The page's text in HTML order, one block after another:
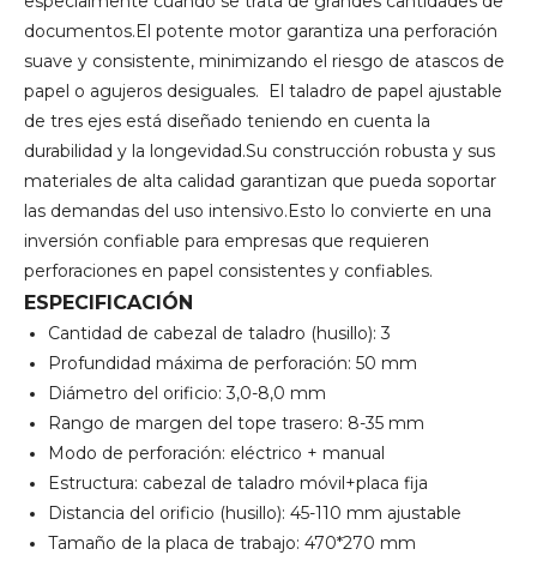
documentos.El potente motor garantiza una perforación
suave y consistente, minimizando el riesgo de atascos de
papel o agujeros desiguales. El taladro de papel ajustable
de tres ejes está diseñado teniendo en cuenta la
durabilidad y la longevidad.Su construcción robusta y sus
materiales de alta calidad garantizan que pueda soportar
las demandas del uso intensivo.Esto lo convierte en una
inversión confiable para empresas que requieren
perforaciones en papel consistentes y confiables.
ESPECIFICACIÓN
Cantidad de cabezal de taladro (husillo): 3
Profundidad máxima de perforación: 50 mm
Diámetro del orificio: 3,0-8,0 mm
Rango de margen del tope trasero: 8-35 mm
Modo de perforación: eléctrico + manual
Estructura: cabezal de taladro móvil+placa fija
Distancia del orificio (husillo): 45-110 mm ajustable
Tamaño de la placa de trabajo: 470*270 mm